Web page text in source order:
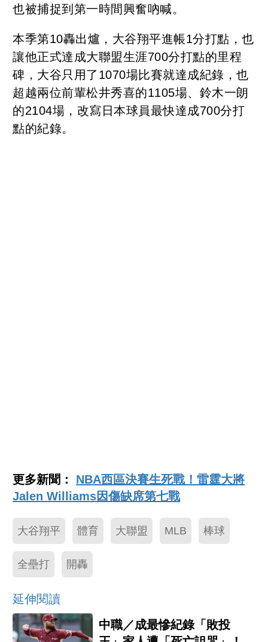
也被捕捉到第一時間興奮吶喊。
本季第10轟出爐，大谷翔平進帳1分打點，也
讓他正式達成大聯盟生涯700分打點的里程
碑，大谷只用了1070場比賽就達成紀錄，也
超越兩位前輩松井秀喜的1105場、鈴木一朗
的2104場，改寫日本球員最快達成700分打
點的紀錄。
更多新聞： NBA西區決賽生死戰！雷霆大將
Jalen Williams因傷缺席第七戰
大谷翔平 體育 大聯盟 MLB 棒球
全壘打 開轟
延伸閱讀
中職／成最慘紀錄「敗投